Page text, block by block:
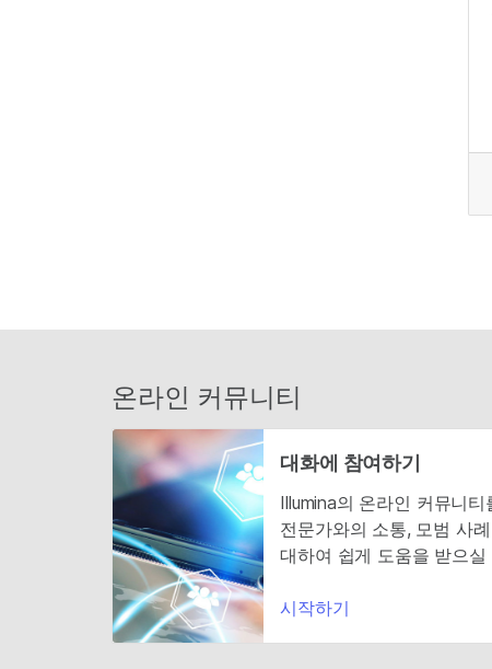
온라인 커뮤니티
대화에 참여하기
Illumina의 온라인 커뮤니
전문가와의 소통, 모범 사
대하여 쉽게 도움을 받으실
시작하기